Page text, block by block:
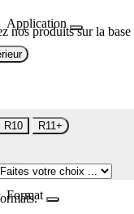
Application
nos produits sur la
R10 R11+
Format